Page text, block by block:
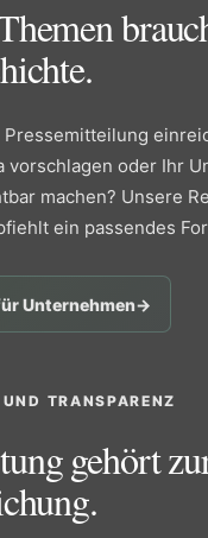
vorschlagen oder Ihr
machen? Unsere
ein passendes
Unternehmen→
TRANSPARENZ
gehört